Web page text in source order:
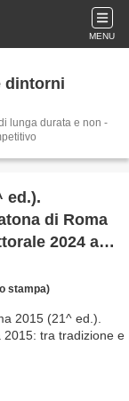
MENU
dintorni
lunga durata e non -
ed.).
di Roma
2024 al
stampa)